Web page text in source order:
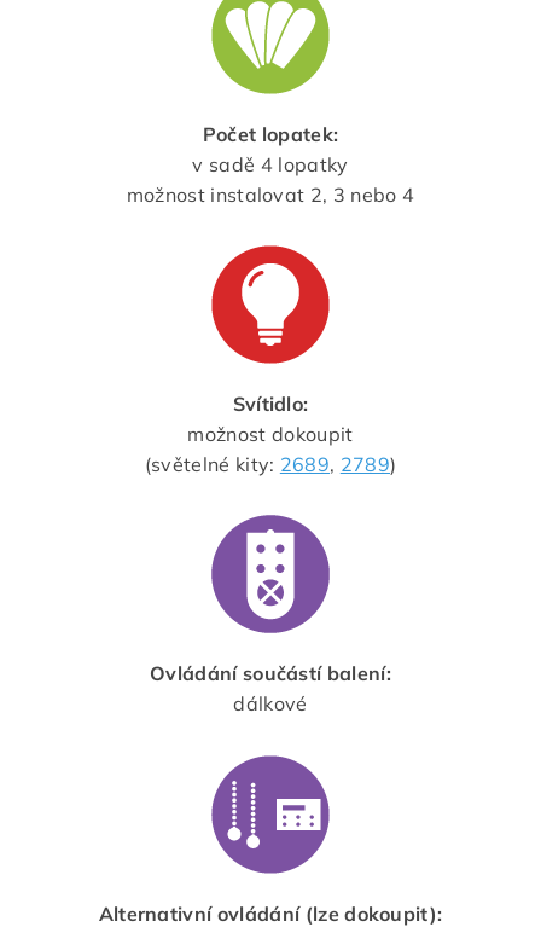
Počet lopatek:
v sadě 4 lopatky
možnost instalovat 2, 3 nebo 4
Svítidlo:
možnost dokoupit
(světelné kity: 2689, 2789)
Ovládání součástí balení:
dálkové
Alternativní ovládání (lze dokoupit):